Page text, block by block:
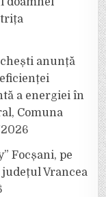
anunță
a energiei în
Comuna
Focșani, pe
Vrancea